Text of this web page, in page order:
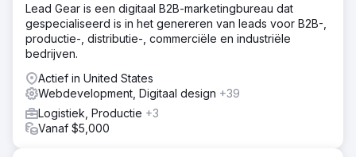
geoptimaliseerd, samen met lokale vermeldingen. We
hebben een lopende linkbuildingcampagne ingezet om
relevante plaatsingen te verkrijgen om dominante
rankings in maps en organisch zoeken te stimuleren.
Resultaat
De zaken namen met 177% toe door de verbeterde
zichtbaarheid op kaarten en organische zoekopdrachten.
Ze breidden ook uit naar meerdere locaties in Centraal-
Lead Gear is een digitaal B2B-marketingbureau dat
gespecialiseerd is in het genereren van leads voor B2B-,
productie-, distributie-, commerciële en industriële
bedrijven.
Actief in United States
Webdevelopment, Digitaal design +39
Logistiek, Productie +3
Vanaf $5,000